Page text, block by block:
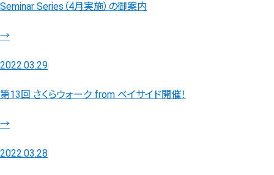
Seminar Series（4月実施）の御案内
→
2022.03.29
第13回 さくらウォーク from ベイサイド開催！
→
2022.03.28